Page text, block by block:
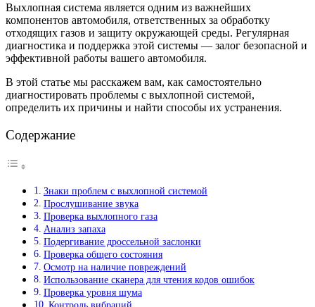
Выхлопная система является одним из важнейших
компонентов автомобиля, ответственных за обработку
отходящих газов и защиту окружающей среды. Регулярная
диагностика и поддержка этой системы — залог безопасной и
эффективной работы вашего автомобиля.
В этой статье мы расскажем вам, как самостоятельно
диагностировать проблемы с выхлопной системой,
определить их причины и найти способы их устранения.
Содержание
Знаки проблем с выхлопной системой
Прослушивание звука
Проверка выхлопного газа
Анализ запаха
Подергивание дроссельной заслонки
Проверка общего состояния
Осмотр на наличие повреждений
Использование сканера для чтения кодов ошибок
Проверка уровня шума